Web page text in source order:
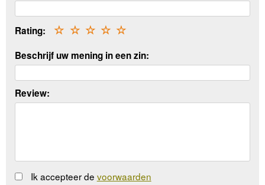
Rating: ☆
☆
☆
☆
☆
Beschrijf uw mening in een zin:
Review:
Ik accepteer de voorwaarden